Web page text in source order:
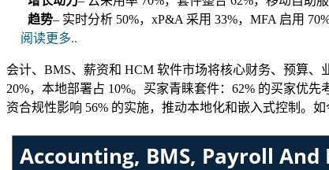
趋势– 实时分析 50%，xP&A 采用 33%，MFA 启用
阅读更多..
会计、BMS、薪资和 HCM 软件市场将核心财务、预算
20%，本地部署占 10%。买家青睐套件：62% 的买家优
资合规性影响 56% 的实施，推动本地化和嵌入式控制。